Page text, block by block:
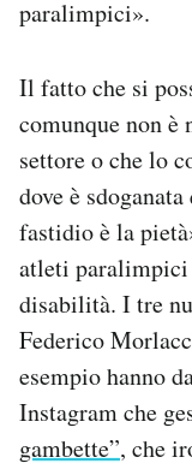
paralimpici».
Il fatto che si
comunque non è
settore o che lo
dove è
fastidio è la
atleti paralimpici
disabilità. I tre
Federico
esempio hanno
Instagram che
gambette”, che